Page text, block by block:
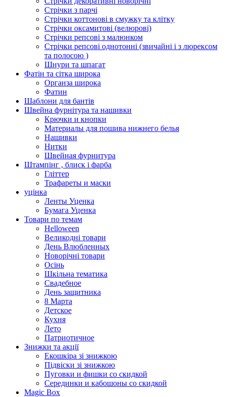
Стрічки з парчі
Стрічки коттонові в смужку та клітку
Стрічки оксамитові (велюрові)
Стрічки репсові з малюнком
Стрічки репсові однотонні (звичайні і з люрексом
та полосою )
Шнури та шпагат
Фатін та сітка широка
Органза широка
Фатин
Шаблони для бантів
Швейна фурнітура та нашивки
Крючки и кнопки
Материалы для пошива нижнего белья
Нашивки
Нитки
Швейная фурнитура
Штампінг , блиск і фарба
Гліттер
Трафареты и маски
уцінка
Ленты Уценка
Бумага Уценка
Товари по темам
Helloween
Великодні товари
День Влюбленных
Новорічні товари
Осінь
Шкільна тематика
Свадебное
День защитника
8 Марта
Детское
Кухня
Лето
Патриотичное
Знижки та акції
Екошкіра зі знижкою
Підвіски зі знижкою
Пуговки и фишки со скидкой
Серединки и кабошоны со скидкой
Magic Box